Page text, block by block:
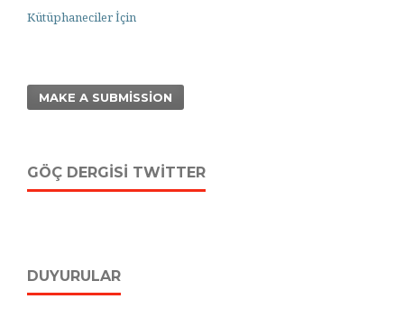
Kütüphaneciler İçin
MAKE A SUBMISSION
GÖÇ DERGISI TWITTER
DUYURULAR